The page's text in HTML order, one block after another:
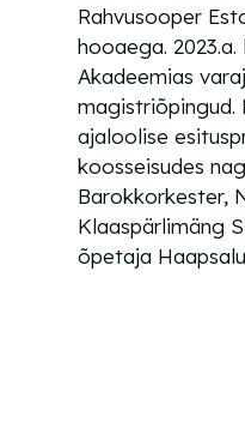
Rahvusooper
hooaega.
Akadeemias
magistriõpingud.
ajaloolise
koosseisudes
Barokkorkester,
Klaaspärlimäng
õpetaja